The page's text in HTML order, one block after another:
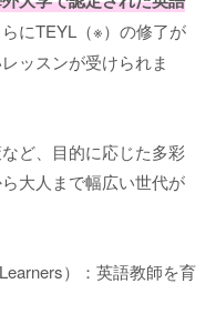
にTEYL（※）の修了が
ッスンが受けられま
ど、目的に応じた多彩
大人まで幅広い世代が
）：英語教師を育